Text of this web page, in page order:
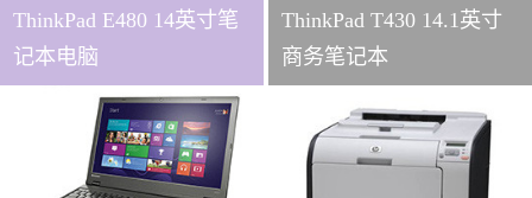
ThinkPad E480 14英寸笔
记本电脑
ThinkPad T430 14.1英寸
商务笔记本